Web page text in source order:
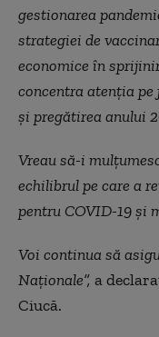
gestionarea
strategiei de
economice în
concentra atenția
și pregătirea anului
Vreau să-i
echilibrul pe care a
pentru COVID-19 și
Voi continua să
Naționale”, a
Ciucă.